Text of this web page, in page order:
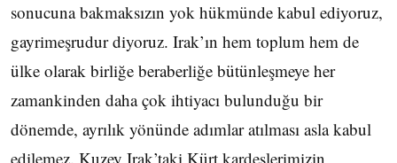
sonucuna bakmaksızın yok hükmünde kabul ediyoruz,
gayrimeşrudur diyoruz. Irak’ın hem toplum hem de
ülke olarak birliğe beraberliğe bütünleşmeye her
zamankinden daha çok ihtiyacı bulunduğu bir
dönemde, ayrılık yönünde adımlar atılması asla kabul
edilemez. Kuzey Irak’taki Kürt kardeşlerimizin